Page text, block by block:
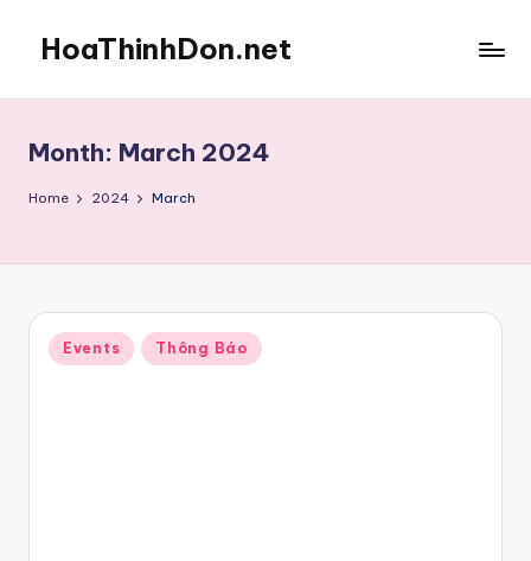
content
HoaThinhDon.net
in
Washington
D.C.
Month: March 2024
Home 2024 March
Posted
in
Events Thông Báo